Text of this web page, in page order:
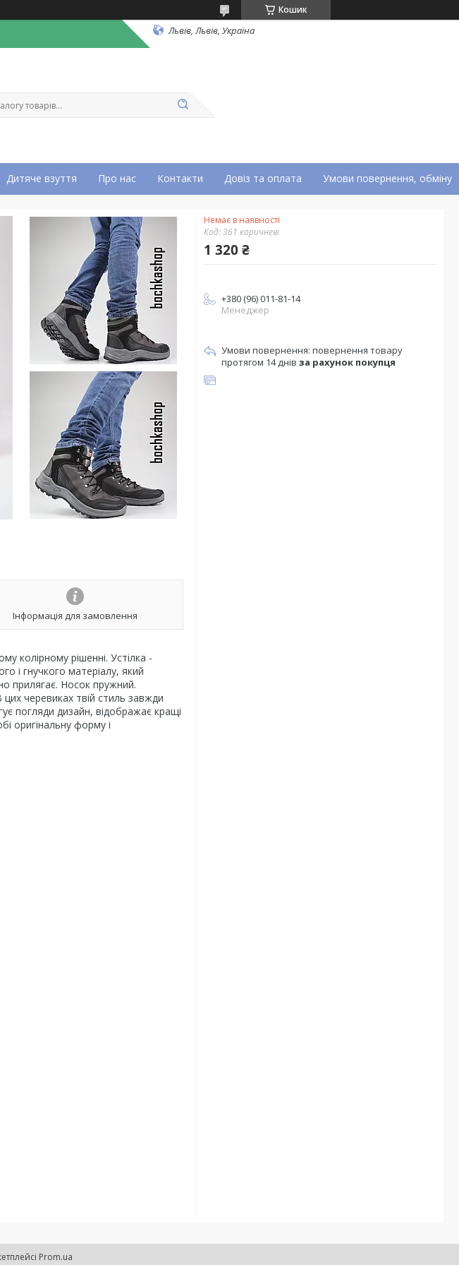
Кошик
Львів, Львів, Україна
Дитяче взуття Про нас Контакти Довіз та оплата Умови повернення, обміну
Інформація для замовлення
колірному рішенні. Устілка -
і гнучкого матеріалу, який
прилягає. Носок пружний.
черевиках твій стиль завжди
погляди дизайн, відображає кращі
оригінальну форму і
Немає в наявності
Код:361 коричневі
1 320 ₴
+380 (96) 011-81-14
Менеджер
повернення товару
протягом 14 днів за рахунок покупця
Prom.ua